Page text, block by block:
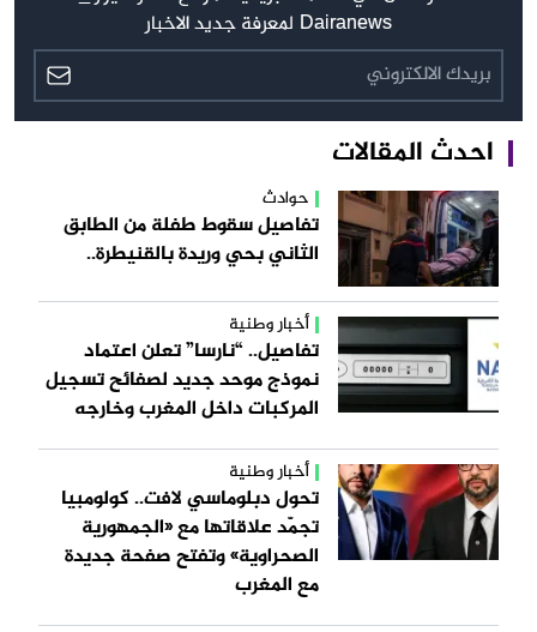
Dairanews لمعرفة جديد الاخبار
احدث المقالات
حوادث
تفاصيل سقوط طفلة من الطابق
الثاني بحي وريدة بالقنيطرة..
أخبار وطنية
تفاصيل.. “نارسا” تعلن اعتماد
نموذج موحد جديد لصفائح تسجيل
المركبات داخل المغرب وخارجه
أخبار وطنية
تحول دبلوماسي لافت.. كولومبيا
تجمّد علاقاتها مع «الجمهورية
الصحراوية» وتفتح صفحة جديدة
مع المغرب